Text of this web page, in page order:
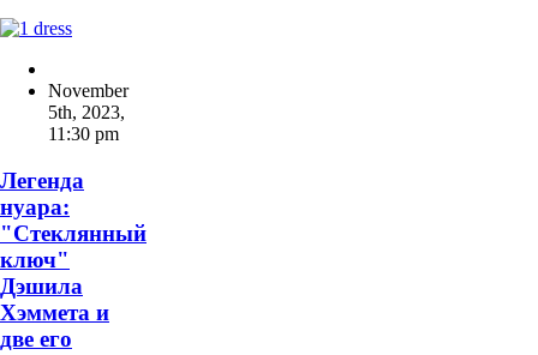
November
5th, 2023,
11:30 pm
Легенда
нуара:
"Стеклянный
ключ"
Дэшила
Хэммета и
две его